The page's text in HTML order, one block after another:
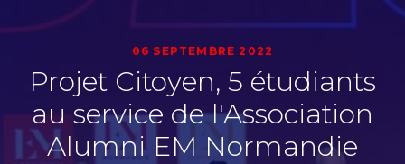
06 SEPTEMBRE 2022
Projet Citoyen, 5 étudiants
au service de l'Association
Alumni EM Normandie